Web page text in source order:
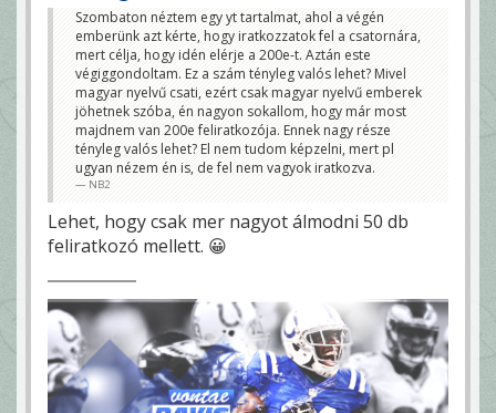
Szombaton néztem egy yt tartalmat, ahol a végén
emberünk azt kérte, hogy iratkozzatok fel a csatornára,
mert célja, hogy idén elérje a 200e-t. Aztán este
végiggondoltam. Ez a szám tényleg valós lehet? Mivel
magyar nyelvű csati, ezért csak magyar nyelvű emberek
jöhetnek szóba, én nagyon sokallom, hogy már most
majdnem van 200e feliratkozója. Ennek nagy része
tényleg valós lehet? El nem tudom képzelni, mert pl
ugyan nézem én is, de fel nem vagyok iratkozva.
NB2
Lehet, hogy csak mer nagyot álmodni 50 db
feliratkozó mellett. 😀